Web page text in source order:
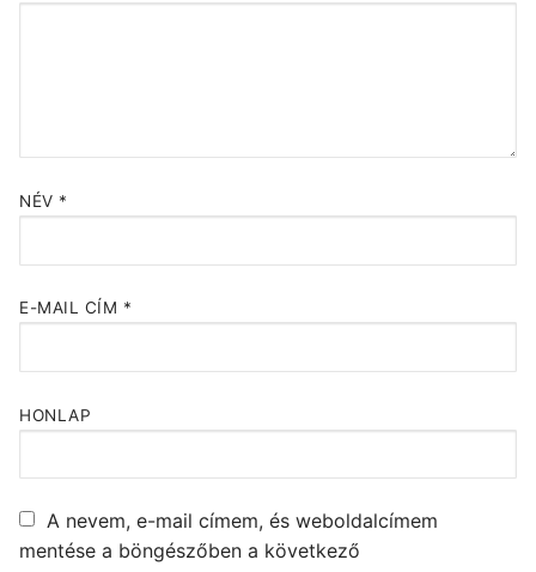
NÉV *
E-MAIL CÍM *
HONLAP
A nevem, e-mail címem, és weboldalcímem
mentése a böngészőben a következő